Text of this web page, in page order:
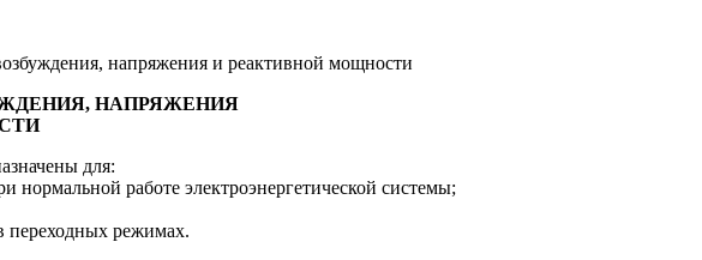
напряжения и реактивной мощности
НАПРЯЖЕНИЯ
для:
нормальной работе электроэнергетической системы;
переходных режимах.